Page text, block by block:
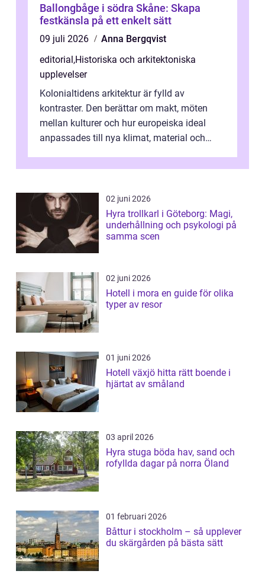
Ballongbåge i södra Skåne: Skapa
festkänsla på ett enkelt sätt
09 juli 2026
Anna Bergqvist
editorial,Historiska och arkitektoniska
upplevelser
Kolonialtidens arkitektur är fylld av
kontraster. Den berättar om makt, möten
mellan kulturer och hur europeiska ideal
anpassades till nya klimat, material och
02 juni 2026
Hyra trollkarl i Göteborg: Magi,
underhållning och psykologi på
samma scen
02 juni 2026
Hotell i mora en guide för olika
typer av resor
01 juni 2026
Hotell växjö hitta rätt boende i
hjärtat av småland
03 april 2026
Hyra stuga böda hav, sand och
rofyllda dagar på norra Öland
01 februari 2026
Båttur i stockholm – så upplever
du skärgården på bästa sätt